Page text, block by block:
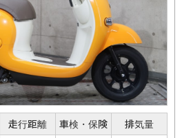
走行距離 車検・保険
排気量